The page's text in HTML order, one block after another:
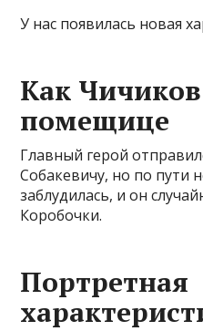
У нас появилась новая
Как
помещице
Главный герой
Собакевичу, но по пути
заблудилась, и он
Коробочки.
Портретная